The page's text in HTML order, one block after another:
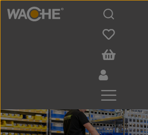
Zum Hauptinhalt springen